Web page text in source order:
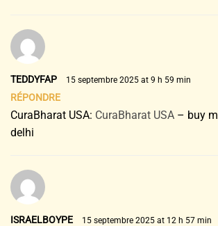
TEDDYFAP 15 septembre 2025 at 9 h 59 min
RÉPONDRE
CuraBharat USA: CuraBharat USA – buy
delhi
ISRAELBOYPE 15 septembre 2025 at 12 h 57 min